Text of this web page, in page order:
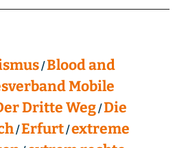
Blood and
Mobile
Dritte Weg Die
Erfurt extreme